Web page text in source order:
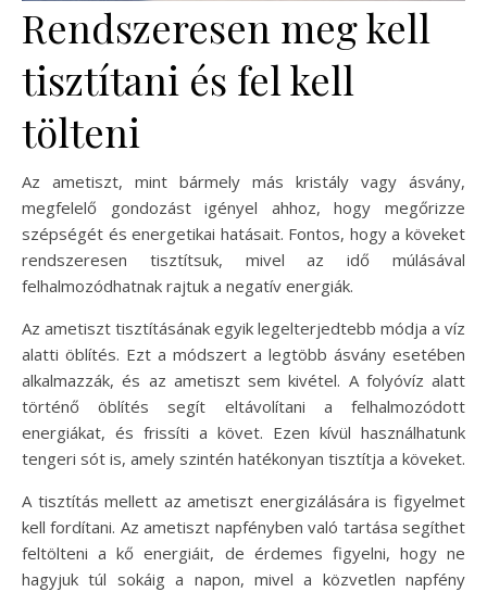
Rendszeresen meg kell
tisztítani és fel kell
tölteni
Az ametiszt, mint bármely más kristály vagy ásvány,
megfelelő gondozást igényel ahhoz, hogy megőrizze
szépségét és energetikai hatásait. Fontos, hogy a köveket
rendszeresen tisztítsuk, mivel az idő múlásával
felhalmozódhatnak rajtuk a negatív energiák.
Az ametiszt tisztításának egyik legelterjedtebb módja a víz
alatti öblítés. Ezt a módszert a legtöbb ásvány esetében
alkalmazzák, és az ametiszt sem kivétel. A folyóvíz alatt
történő öblítés segít eltávolítani a felhalmozódott
energiákat, és frissíti a követ. Ezen kívül használhatunk
tengeri sót is, amely szintén hatékonyan tisztítja a köveket.
A tisztítás mellett az ametiszt energizálására is figyelmet
kell fordítani. Az ametiszt napfényben való tartása segíthet
feltölteni a kő energiáit, de érdemes figyelni, hogy ne
hagyjuk túl sokáig a napon, mivel a közvetlen napfény